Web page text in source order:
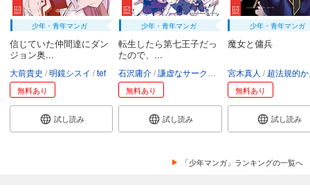
少年・青年マンガ
信じていた仲間達にダン
ジョン奥...
大前貴史 明鏡シスイ tef
無料あり
試し読み
少年・青年マンガ
転生したら第七王子だっ
たので、...
石沢庸介 謙虚なサークル メル。
無料あり
試し読み
少年・青年マンガ
魔女と傭兵
宮木真人 超法規的か
無料あり
試し読み
「少年マンガ」ランキングの一覧へ